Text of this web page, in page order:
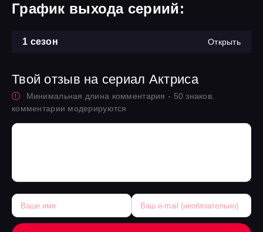
График выхода сериий:
1 сезон Открыть
Твой отзыв на сериал Актриса
Минимальная длина комментария - 50 знаков.
комментарии модерируются